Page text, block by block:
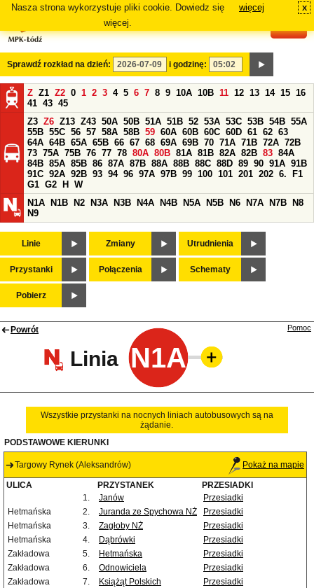
Nasza strona wykorzystuje pliki cookie. Dowiedz się
więcej.
więcej x
Sprawdź rozkład na dzień: i godzinę:
Z Z1 Z2 0 1 2 3 4 5 6 7 8 9 10A 10B 11 12 13 14 15 16
41 43 45
Z3 Z6 Z13 Z43 50A 50B 51A 51B 52 53A 53C 53B 54B 55A
55B 55C 56 57 58A 58B 59 60A 60B 60C 60D 61 62 63
64A 64B 65A 65B 66 67 68 69A 69B 70 71A 71B 72A 72B
73 75A 75B 76 77 78 80A 80B 81A 81B 82A 82B 83 84A
84B 85A 85B 86 87A 87B 88A 88B 88C 88D 89 90 91A 91B
91C 92A 92B 93 94 96 97A 97B 99 100 101 201 202 6.
F1
G1 G2 H
W
N1A
N1B N2 N3A N3B N4A N4B N5A N5B N6 N7A N7B
N8
N9
Linie Zmiany Utrudnienia
Przystanki Połączenia Schematy
Pobierz
Powrót
Linia N1A
Pomoc
Wszystkie przystanki na nocnych liniach autobusowych są na
żądanie.
PODSTAWOWE KIERUNKI
Targowy Rynek (Aleksandrów) Pokaż na mapie
ULICA PRZYSTANEK
PRZESIADKI
1.
Janów
Przesiadki
Hetmańska
2. Juranda ze Spychowa NŻ
Przesiadki
Hetmańska
3. Zagłoby NŻ
Przesiadki
Hetmańska
4. Dąbrówki
Przesiadki
Zakładowa
5. Hetmańska
Przesiadki
Zakładowa
6. Odnowiciela
Przesiadki
Zakładowa
7. Książąt Polskich
Przesiadki